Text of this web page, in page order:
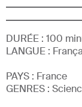
DURÉE : 100
LANGUE :
PAYS : France
GENRES :